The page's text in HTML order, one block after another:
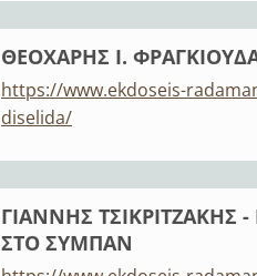
ΘΕΟΧΑΡΗΣ Ι.
https://www.ekdoseis-
diselida/
ΓΙΑΝΝΗΣ ΤΣΙΚΡΙΤΖΑΚΗΣ
ΣΤΟ ΣΥΜΠΑΝ